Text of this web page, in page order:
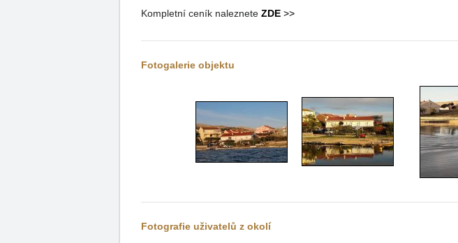
Kompletní ceník naleznete ZDE >>
Fotogalerie objektu
Fotografie uživatelů z okolí